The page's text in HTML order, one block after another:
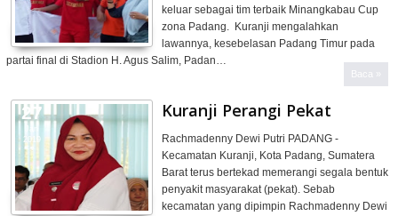
keluar sebagai tim terbaik Minangkabau Cup
zona Padang. Kuranji mengalahkan
lawannya, kesebelasan Padang Timur pada
partai final di Stadion H. Agus Salim, Padan…
Baca »
Kuranji Perangi Pekat
Rachmadenny Dewi Putri PADANG -
Kecamatan Kuranji, Kota Padang, Sumatera
Barat terus bertekad memerangi segala bentuk
penyakit masyarakat (pekat). Sebab
kecamatan yang dipimpin Rachmadenny Dewi
27
Jan
2019